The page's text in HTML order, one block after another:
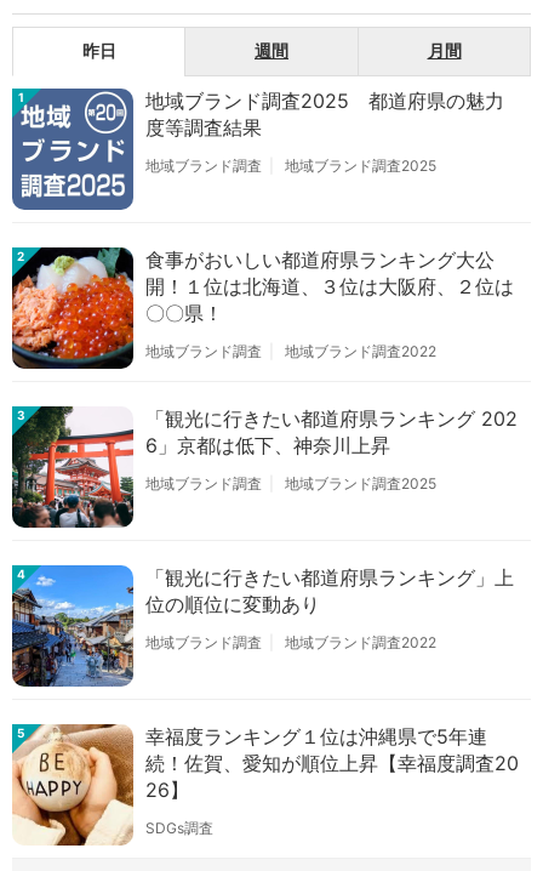
昨日 週間 月間
1
地域ブランド調査2025 都道府県の魅力
度等調査結果
地域ブランド調査 地域ブランド調査2025
2
食事がおいしい都道府県ランキング大公
開！１位は北海道、３位は大阪府、２位は
〇〇県！
地域ブランド調査 地域ブランド調査2022
3
「観光に行きたい都道府県ランキング 202
6」京都は低下、神奈川上昇
地域ブランド調査 地域ブランド調査2025
4
「観光に行きたい都道府県ランキング」上
位の順位に変動あり
地域ブランド調査 地域ブランド調査2022
5
幸福度ランキング１位は沖縄県で5年連
続！佐賀、愛知が順位上昇【幸福度調査20
26】
SDGs調査